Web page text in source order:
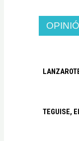
TEGUISE,